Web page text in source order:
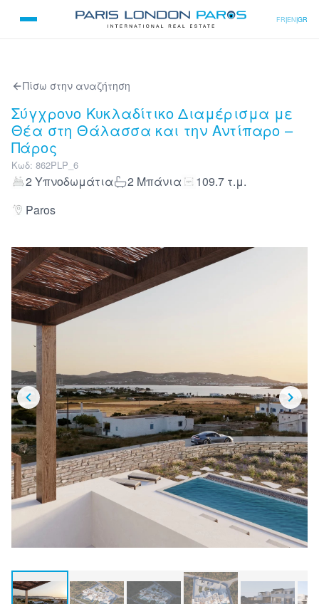
FR|EN|GR
Πίσω στην αναζήτηση
Σύγχρονο Κυκλαδίτικο Διαμέρισμα με
Θέα στη Θάλασσα και την Αντίπαρο –
Πάρος
Κωδ: 862PLP_6
2 Υπνοδωμάτια 2 Μπάνια 109.7 τ.μ.
Paros